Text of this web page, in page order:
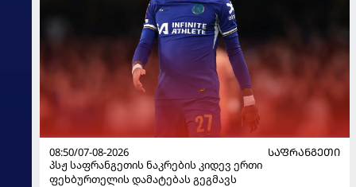
08:50/07-08-2026
ᲡᲐᲤᲠᲐᲜᲒᲔᲗᲘ
პსჟ საფრანგეთის ნაკრების კიდევ ერთი
ფეხბურთელის დამატებას გეგმავს